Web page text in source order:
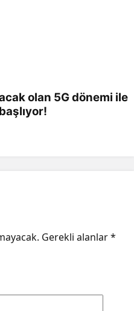
olan 5G dönemi ile
Gerekli alanlar*